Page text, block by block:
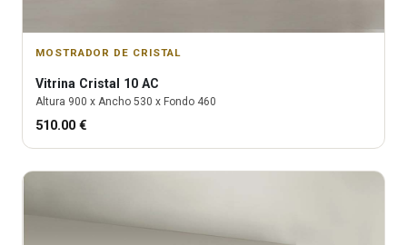
MOSTRADOR DE CRISTAL
Vitrina Cristal 10 AC
Altura 900 x Ancho 530 x Fondo 460
510.00 €